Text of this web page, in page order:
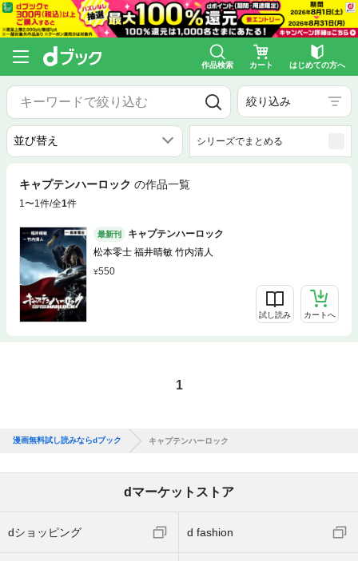
作品検索 カート はじめての方へ
絞り込み
シリーズでまとめる
キャプテンハーロック の作品一覧
1〜1件/全1件
最新刊
キャプテンハーロック
松本零士 福井晴敏 竹内清人
550
試し読み カートへ
1
漫画無料試し読みならdブック キャプテンハーロック
dマーケットストア
dショッピング d fashion